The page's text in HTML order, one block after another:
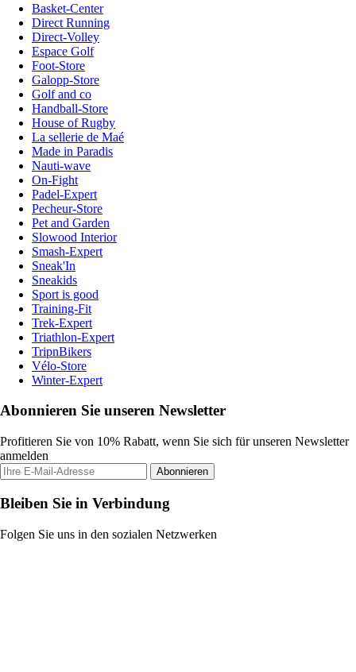
Basket-Center
Direct Running
Direct-Volley
Espace Golf
Foot-Store
Galopp-Store
Golf and co
Handball-Store
House of Rugby
La sellerie de Maé
Made in Paradis
Nauti-wave
On-Fight
Padel-Expert
Pecheur-Store
Pet and Garden
Slowood Interior
Smash-Expert
Sneak'In
Sneakids
Sport is good
Training-Fit
Trek-Expert
Triathlon-Expert
TripnBikers
Vélo-Store
Winter-Expert
Abonnieren Sie unseren Newsletter
Profitieren Sie von 10% Rabatt, wenn Sie sich für unseren Newsletter
anmelden
Abonnieren
Bleiben Sie in Verbindung
Folgen Sie uns in den sozialen Netzwerken